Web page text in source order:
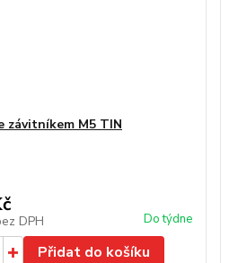
závitníkem M5 TIN
DPH Do týdne
Přidat do košíku